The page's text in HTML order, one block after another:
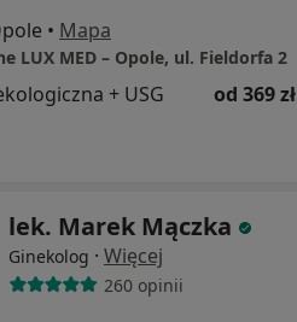
• Mapa
LUX MED – Opole, ul. Fieldorfa 2
+ USG od 369 zł
lek. Marek Mączka
Ginekolog · Więcej
260 opinii